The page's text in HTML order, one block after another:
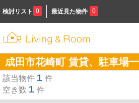
検討リスト 0 最近見た物件 0
成田市花崎町 賃貸、駐車場
該当物件 1 件
空き数 1 件